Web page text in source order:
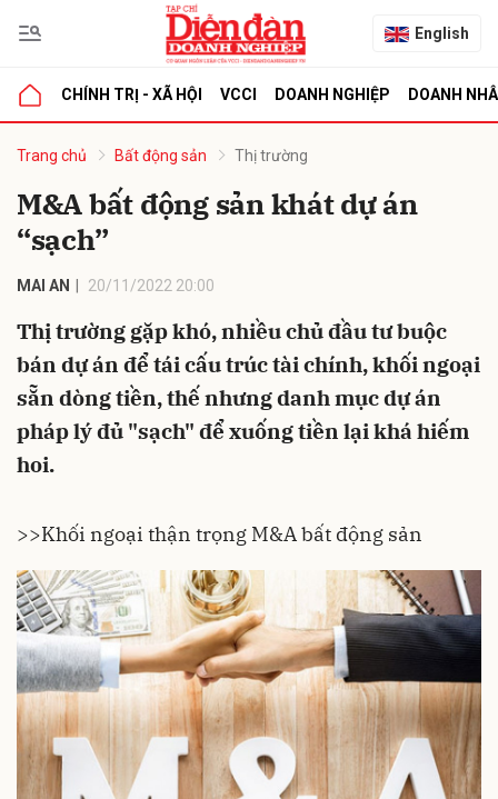
English
CHÍNH TRỊ - XÃ HỘI VCCI DOANH NGHIỆP DOANH
Trang chủ Bất động sản Thị trường
M&A bất động sản khát dự án
“sạch”
MAI AN 20/11/2022 20:00
Thị trường gặp khó, nhiều chủ đầu tư buộc
bán dự án để tái cấu trúc tài chính, khối ngoại
sẵn dòng tiền, thế nhưng danh mục dự án
pháp lý đủ "sạch" để xuống tiền lại khá hiếm
hoi.
>>Khối ngoại thận trọng M&A bất động sản
luận
Hủy